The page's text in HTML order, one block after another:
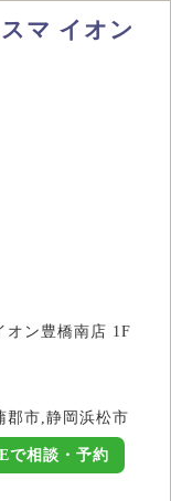
マ イオン
オン豊橋南店 1F
郡市,静岡浜松市
で相談・予約